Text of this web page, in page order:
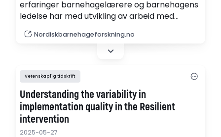
erfaringer barnehagelærere og barnehagens
ledelse har med utvikling av arbeid med
alderen 1–3 år. Utvalget besto av to
barnehagelærere fra småbarnsavdelinger og
i tillegg til tjenesteleder og avdelingsleder i en
barnehage. (pdf)
Nordiskbarnehageforskning.no
Vetenskaplig tidskrift
Understanding the variability in
implementation quality in the Resilient
intervention
2025-05-27